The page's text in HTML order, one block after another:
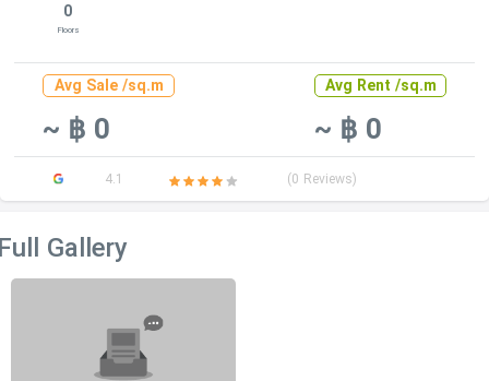
0
Floors
Avg Sale /sq.m
~ ฿ 0
Avg Rent /sq.m
~ ฿ 0
4.1 (0 Reviews)
Gallery